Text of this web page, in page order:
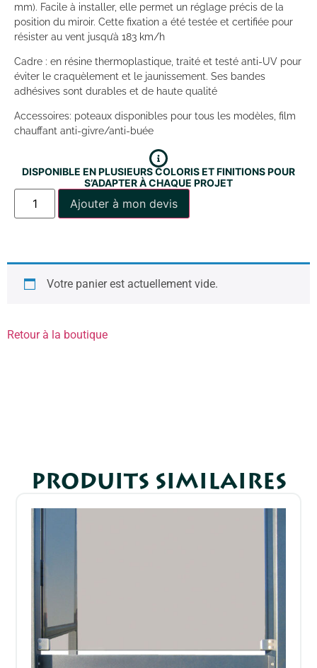
mm). Facile à installer, elle permet un réglage précis de la
position du miroir. Cette fixation a été testée et certifiée pour
résister au vent jusqu’à 183 km/h
Cadre : en résine thermoplastique, traité et testé anti-UV pour
éviter le craquèlement et le jaunissement. Ses bandes
adhésives sont durables et de haute qualité
Accessoires: poteaux disponibles pour tous les modèles, film
chauffant anti-givre/anti-buée
DISPONIBLE EN PLUSIEURS COLORIS ET FINITIONS POUR
S’ADAPTER À CHAQUE PROJET
Ajouter à mon devis
Votre panier est actuellement vide.
Retour à la boutique
PRODUITS SIMILAIRES